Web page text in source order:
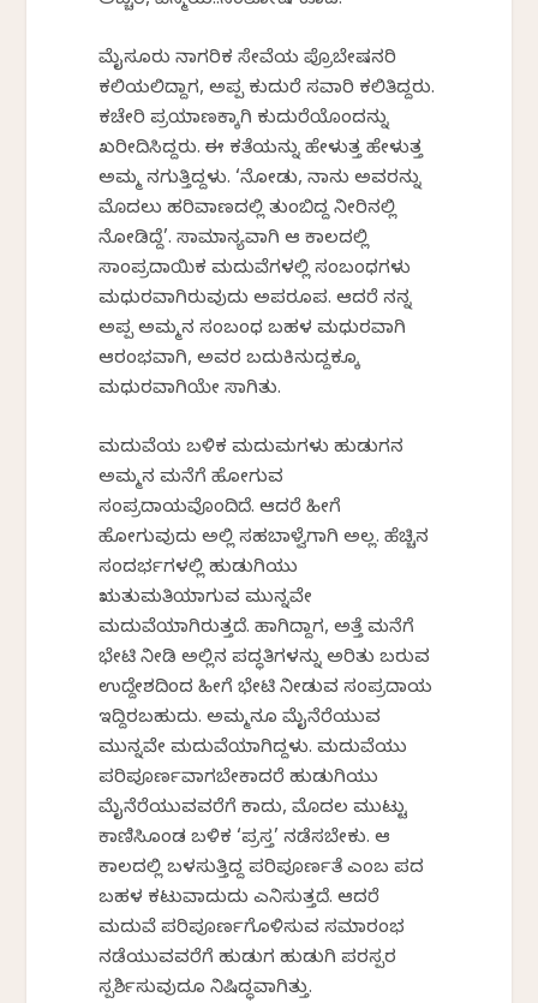
ಮೈಸೂರು ನಾಗರಿಕ ಸೇವೆಯ ಪ್ರೊಬೇಷನರಿ
ಕಲಿಕೆಯಲಿದ್ದಾಗ, ಅಪ್ಪ ಕುದುರೆ ಸವಾರಿ ಕಲಿತಿದ್ದರು.
ಕಚೇರಿ ಪ್ರಯಾಣಕ್ಕಾಗಿ ಕುದುರೆಯೊಂದನ್ನು
ಖರೀದಿಸಿದ್ದರು. ಈ ಕತೆಯನ್ನು ಹೇಳುತ್ತ ಹೇಳುತ್ತ
ಅಮ್ಮ ನಗುತ್ತಿದ್ದಳು. ‘ನೋಡು, ನಾನು ಅವರನ್ನು
ಮೊದಲು ಹರಿವಾಣದಲ್ಲಿ ತುಂಬಿದ್ದ ನೀರಿನಲ್ಲಿ
ನೋಡಿದ್ದೆ’. ಸಾಮಾನ್ಯವಾಗಿ ಆ ಕಾಲದಲ್ಲಿ
ಸಾಂಪ್ರದಾಯಿಕ ಮದುವೆಗಳಲ್ಲಿ ಸಂಬಂಧಗಳು
ಮಧುರವಾಗಿರುವುದು ಅಪರೂಪ. ಆದರೆ ನನ್ನ
ಅಪ್ಪ ಅಮ್ಮನ ಸಂಬಂಧ ಬಹಳ ಮಧುರವಾಗಿ
ಆರಂಭವಾಗಿ, ಅವರ ಬದುಕಿನುದ್ದಕ್ಕೂ
ಮಧುರವಾಗಿಯೇ ಸಾಗಿತು.
ಮದುವೆಯ ಬಳಿಕ ಮದುಮಗಳು ಹುಡುಗನ
ಅಮ್ಮನ ಮನೆಗೆ ಹೋಗುವ
ಸಂಪ್ರದಾಯವೊಂದಿದೆ. ಆದರೆ ಹೀಗೆ
ಹೋಗುವುದು ಅಲ್ಲಿ ಸಹಬಾಳ್ವೆಗಾಗಿ ಅಲ್ಲ. ಹೆಚ್ಚಿನ
ಸಂದರ್ಭಗಳಲ್ಲಿ ಹುಡುಗಿಯು
ಋತುಮತಿಯಾಗುವ ಮುನ್ನವೇ
ಮದುವೆಯಾಗಿರುತ್ತದೆ. ಹಾಗಿದ್ದಾಗ, ಅತ್ತೆ ಮನೆಗೆ
ಭೇಟಿ ನೀಡಿ ಅಲ್ಲಿನ ಪದ್ಧತಿಗಳನ್ನು ಅರಿತು ಬರುವ
ಉದ್ದೇಶದಿಂದ ಹೀಗೆ ಭೇಟಿ ನೀಡುವ ಸಂಪ್ರದಾಯ
ಇದ್ದಿರಬಹುದು. ಅಮ್ಮನೂ ಮೈನೆರೆಯುವ
ಮುನ್ನವೇ ಮದುವೆಯಾಗಿದ್ದಳು. ಮದುವೆಯು
ಪರಿಪೂರ್ಣವಾಗಬೇಕಾದರೆ ಹುಡುಗಿಯು
ಮೈನೆರೆಯುವವರೆಗೆ ಕಾದು, ಮೊದಲ ಮುಟ್ಟು
ಕಾಣಿಸಿಕೊಂಡ ಬಳಿಕ ‘ಪ್ರಸ್ತ’ ನಡೆಸಬೇಕು. ಆ
ಕಾಲದಲ್ಲಿ ಬಳಸುತ್ತಿದ್ದ ಪರಿಪೂರ್ಣತೆ ಎಂಬ ಪದ
ಬಹಳ ಕಟುವಾದುದು ಎನಿಸುತ್ತದೆ. ಆದರೆ
ಮದುವೆ ಪರಿಪೂರ್ಣಗೊಳಿಸುವ ಸಮಾರಂಭ
ನಡೆಯುವವರೆಗೆ ಹುಡುಗ ಹುಡುಗಿ ಪರಸ್ಪರ
ಸ್ಪರ್ಶಿಸುವುದೂ ನಿಷಿದ್ಧವಾಗಿತ್ತು.